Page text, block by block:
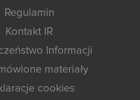
Regulamin
Kontakt IR
Informacji
materiały
cookies